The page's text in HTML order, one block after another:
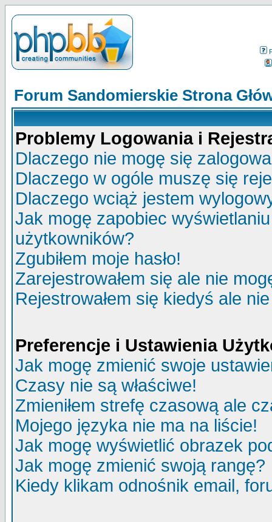
Forum Sandomierskie Strona
Problemy Logowania i
Dlaczego nie mogę się
Dlaczego w ogóle muszę się
Dlaczego wciąż jestem
Jak mogę zapobiec
użytkowników?
Zgubiłem moje hasło!
Zarejestrowałem się ale nie
Rejestrowałem się kiedyś ale
Preferencje i Ustawienia
Jak mogę zmienić swoje
Czasy nie są właściwe!
Zmieniłem strefę czasową ale
Mojego języka nie ma na liście!
Jak mogę wyświetlić obrazek
Jak mogę zmienić swoją rangę?
Kiedy klikam odnośnik email,